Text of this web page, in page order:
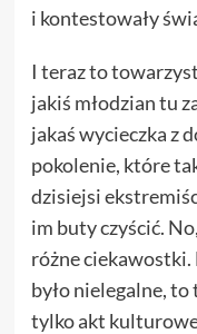
i kontestowały
I teraz to
jakiś młodzian tu
jakaś wycieczka z
pokolenie, które
dzisiejsi
im buty czyścić.
różne ciekawostki.
było nielegalne, to
tylko akt